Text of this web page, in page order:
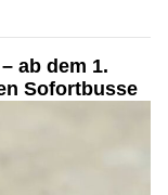
ab dem 1.
Sofortbusse